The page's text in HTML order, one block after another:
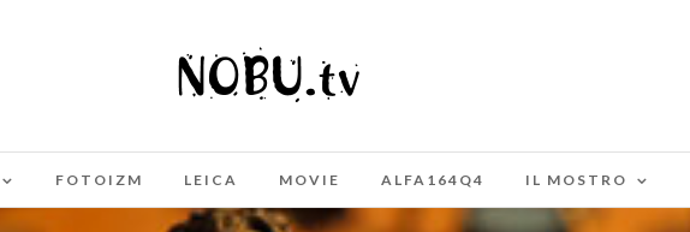
FOTOIZM LEICA MOVIE ALFA164Q4 IL MOSTRO